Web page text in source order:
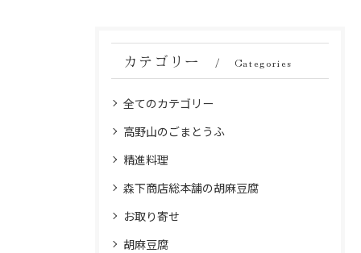
カテゴリー Categories
全てのカテゴリー
高野山のごまとうふ
精進料理
森下商店総本舗の胡麻豆腐
お取り寄せ
胡麻豆腐